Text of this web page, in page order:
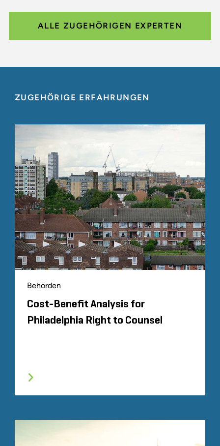
ALLE ZUGEHÖRIGEN EXPERTEN
ZUGEHÖRIGE ERFAHRUNGEN
Behörden
Cost-Benefit Analysis for
Philadelphia Right to Counsel